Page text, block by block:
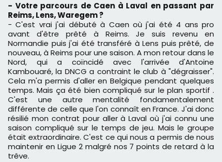
- Votre parcours de Caen à Laval en passant par
Reims, Lens, Waregem ?
- C'est vrai j'ai débuté à Caen où j'ai été 4 ans pro
avant d'être prêté à Reims. Je suis revenu en
Normandie puis j'ai été transféré à Lens puis prêté, de
nouveau, à Reims pour une saison. A mon retour dans le
Nord, qui a coïncidé avec l'arrivée d'Antoine
Kambouaré, la DNCG a contraint le club à "dégraisser".
Cela m'a permis d'aller en Belgique pendant quelques
temps. Mais ça été bien compliqué sur le plan sportif .
C'est une autre mentalité fondamentalement
différente de celle que l'on connaît en France. J'ai donc
résilié mon contrat pour aller à Laval où j'ai connu une
saison compliqué sur le temps de jeu. Mais le groupe
était extraordinaire. C'est ce qui nous a permis de nous
maintenir en Ligue 2 malgré nos 7 points de retard à la
trêve.